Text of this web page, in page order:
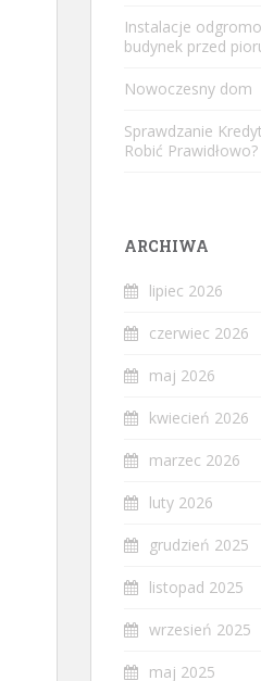
Instalacje
budynek przed
Nowoczesny dom
Sprawdzanie
Robić Prawidłowo?
ARCHIWA
lipiec 2026
czerwiec 2026
maj 2026
kwiecień 2026
marzec 2026
luty 2026
grudzień 2025
listopad 2025
wrzesień 2025
maj 2025